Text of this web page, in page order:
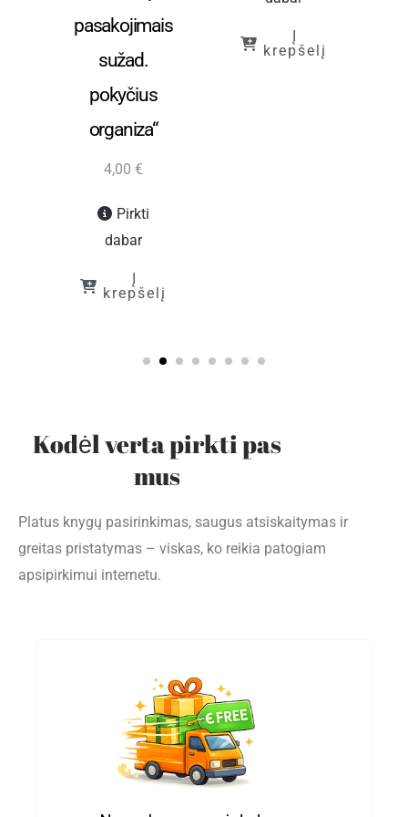
pasakojimais
sužad.
pokyčius
organiza“
4,00 €
Pirkti
dabar
krepšelį
krepšelį
Kodėl verta pirkti pas
mus
Platus knygų pasirinkimas, saugus atsiskaitymas ir
greitas pristatymas – viskas, ko reikia patogiam
apsipirkimui internetu.